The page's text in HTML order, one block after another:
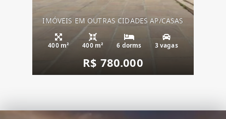
IMÓVEIS EM OUTRAS CIDADES AP/CASAS
400 m² 400 m² 6 dorms 3 vagas
R$ 780.000